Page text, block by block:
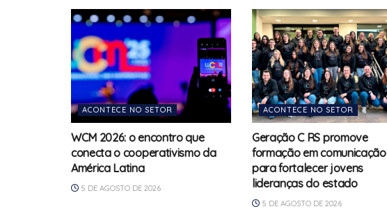
ACONTECE NO SETOR
WCM 2026: o encontro que
conecta o cooperativismo da
América Latina
5 DE AGOSTO DE 2026
ACONTECE NO SETOR
Geração C RS promove
formação em comunicação
para fortalecer jovens
lideranças do estado
5 DE AGOSTO DE 2026